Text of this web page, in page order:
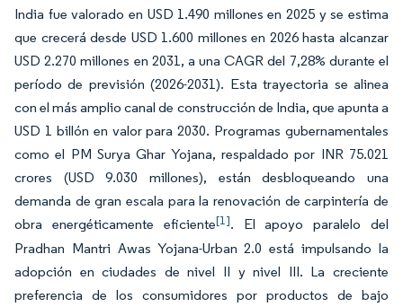
India fue valorado en USD 1.490 millones en 2025 y se estima
que crecerá desde USD 1.600 millones en 2026 hasta alcanzar
USD 2.270 millones en 2031, a una CAGR del 7,28% durante el
período de previsión (2026-2031). Esta trayectoria se alinea
con el más amplio canal de construcción de India, que apunta a
USD 1 billón en valor para 2030. Programas gubernamentales
como el PM Surya Ghar Yojana, respaldado por INR 75.021
crores (USD 9.030 millones), están desbloqueando una
demanda de gran escala para la renovación de carpintería de
obra energéticamente eficiente[1]. El apoyo paralelo del
Pradhan Mantri Awas Yojana-Urban 2.0 está impulsando la
adopción en ciudades de nivel II y nivel III. La creciente
preferencia de los consumidores por productos de bajo